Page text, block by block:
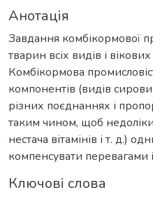
Анотація
Завдання комбікормової
тварин всіх видів і
Комбікормова
компонентів (видів
різних поєднаннях і
таким чином, щоб
нестача вітамінів і т. д.)
компенсувати перевагами
Ключові слова